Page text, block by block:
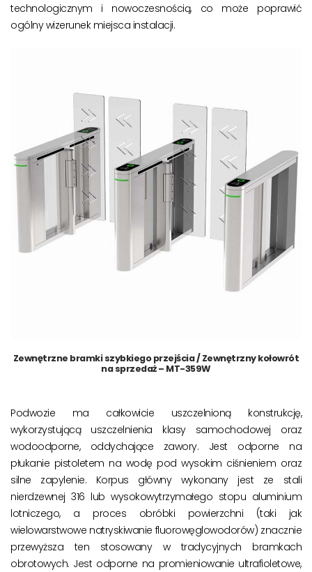
technologicznym i nowoczesnością, co może poprawić
ogólny wizerunek miejsca instalacji.
Zewnętrzne bramki szybkiego przejścia / Zewnętrzny kołowrót
na sprzedaż – MT-359W
Podwozie ma całkowicie uszczelnioną konstrukcję,
wykorzystującą uszczelnienia klasy samochodowej oraz
wodoodporne, oddychające zawory. Jest odporne na
płukanie pistoletem na wodę pod wysokim ciśnieniem oraz
silne zapylenie. Korpus główny wykonany jest ze stali
nierdzewnej 316 lub wysokowytrzymałego stopu aluminium
lotniczego, a proces obróbki powierzchni (taki jak
wielowarstwowe natryskiwanie fluorowęglowodorów) znacznie
przewyższa ten stosowany w tradycyjnych bramkach
obrotowych. Jest odporne na promieniowanie ultrafioletowe,